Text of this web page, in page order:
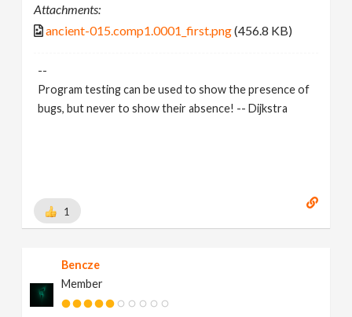
Attachments:
ancient-015.comp1.0001_first.png(456.8 KB)
--
Program testing can be used to show the presence of
bugs, but never to show their absence! -- Dijkstra
1
Bencze
Member